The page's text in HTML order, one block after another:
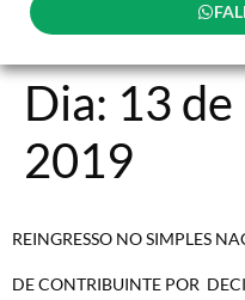
Dia: 13
2019
REINGRESSO NO SIMPLES
DE CONTRIBUINTE POR